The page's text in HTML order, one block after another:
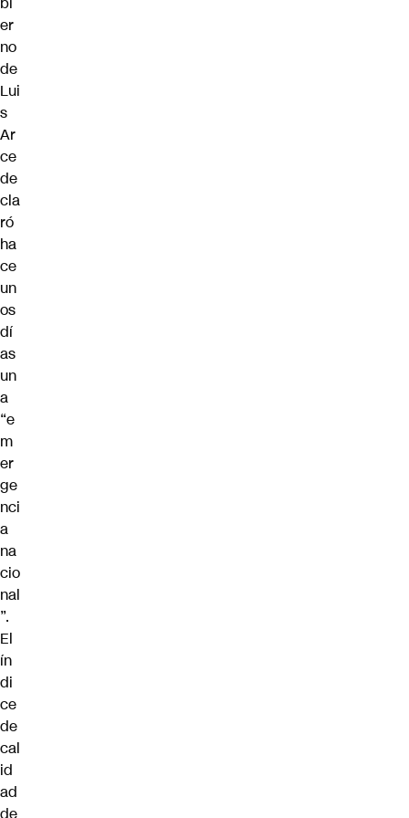
er
no
de
Lui
s
Ar
ce
de
cla
ró
ha
ce
un
os
dí
as
un
a
“e
m
er
ge
nci
a
na
cio
nal
”.
El
ín
di
ce
de
cal
id
ad
de